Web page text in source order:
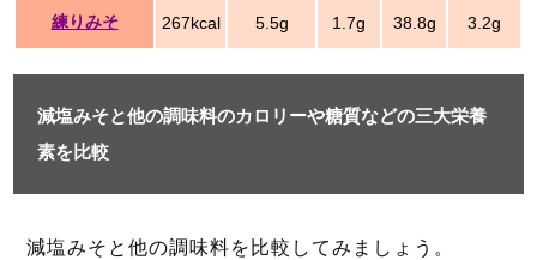
練りみそ 267kcal 5.5g 1.7g 38.8g 3.2g
減塩みそと他の調味料のカロリーや糖質などの三大栄養
素を比較
減塩みそと他の調味料を比較してみましょう。